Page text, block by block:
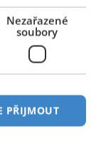
Nezařazené
soubory
PŘIJMOUT